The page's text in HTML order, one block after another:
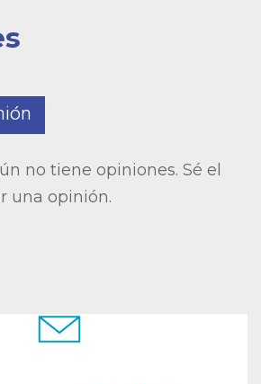
no tiene opiniones. Sé el
una opinión.